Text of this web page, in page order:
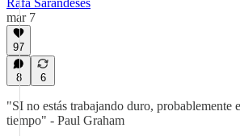
mar 7
97
8 6
"SI no estás trabajando duro, probablemente
tiempo" - Paul Graham